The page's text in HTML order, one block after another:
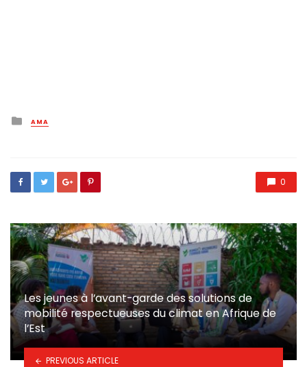
Posted
in
AMA
0
Les jeunes à l’avant-garde des solutions de
mobilité respectueuses du climat en Afrique de
l’Est
PREVIOUS ARTICLE